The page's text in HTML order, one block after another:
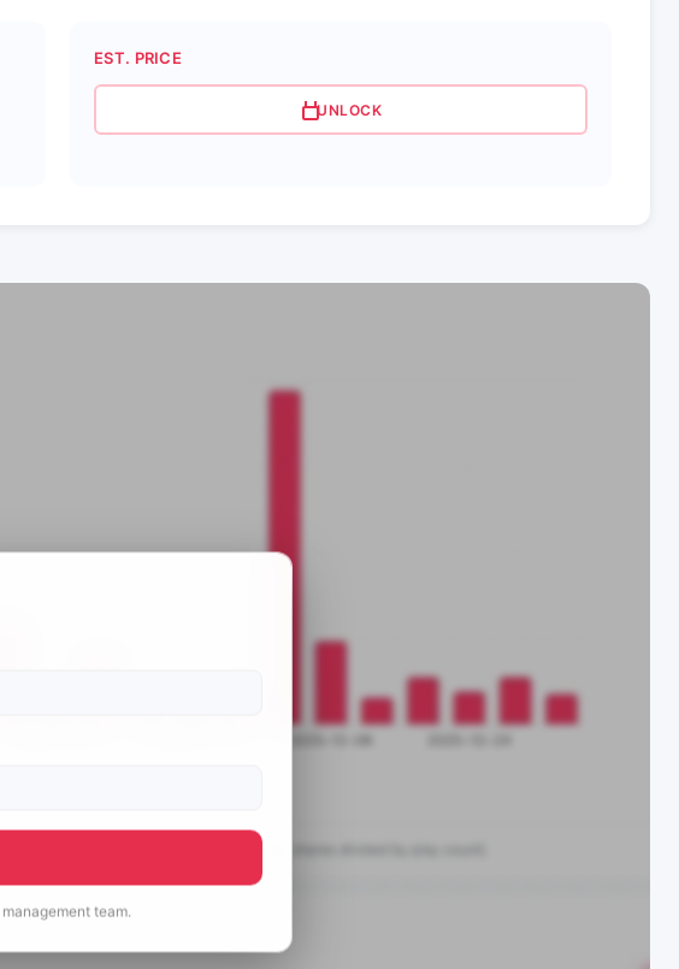
EST. PRICE
UNLOCK
management team.